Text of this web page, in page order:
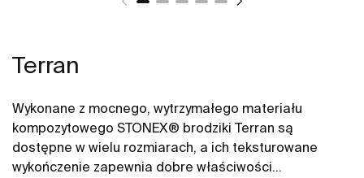
Terran
Wykonane z mocnego, wytrzymałego materiału
kompozytowego STONEX® brodziki Terran są
dostępne w wielu rozmiarach, a ich teksturowane
wykończenie zapewnia dobre właściwości